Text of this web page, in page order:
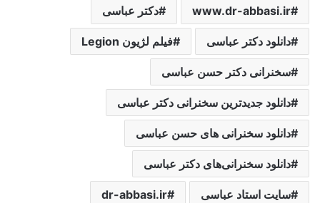
www.dr-abbasi.ir دکتر عباسی
دانلود دکتر عباسی فیلم لژیون Legion
سخنرانی دکتر حسن عباسی
دانلود جدیدترین سخنرانی دکتر عباسی
دانلود سخنرانی های حسن عباسی
دانلود سخنرانی‌های دکتر عباسی
سایت استاد عباسی dr-abbasi.ir